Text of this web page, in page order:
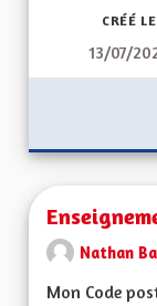
CRÉÉ LE
13/07/
Nathan
Mon Code